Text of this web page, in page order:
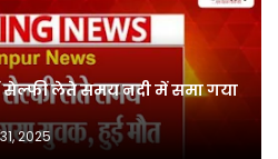
सेल्फी लेते समय नदी में समा गया
2025